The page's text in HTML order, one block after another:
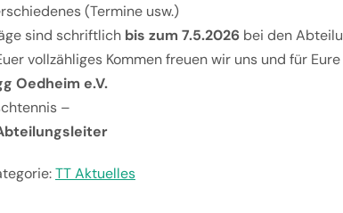
(Termine usw.)
sind schriftlich bis zum 7.5.2026 bei den
vollzähliges Kommen freuen wir uns und für
Oedheim e.V.
–
TT Aktuelles